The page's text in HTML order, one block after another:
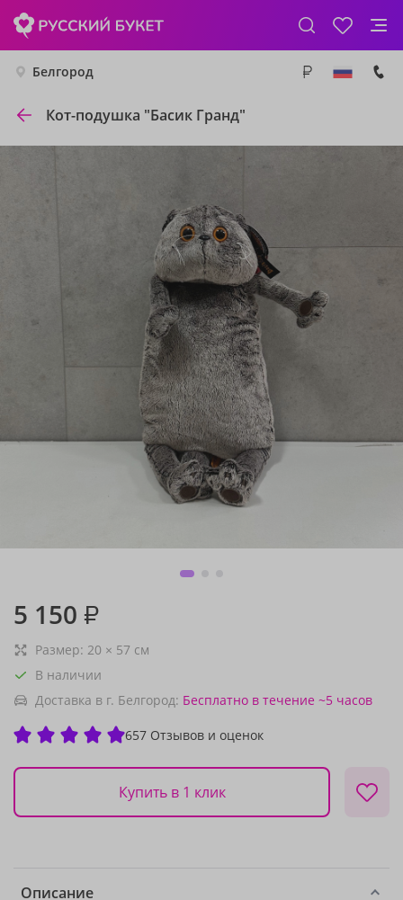
Белгород
Кот-подушка "Басик Гранд"
5 150 ₽
Размер: 20 × 57 см
В наличии
Доставка в г. Белгород: Бесплатно в течение ~5 часов
657 Отзывов и оценок
Купить в 1 клик
Описание